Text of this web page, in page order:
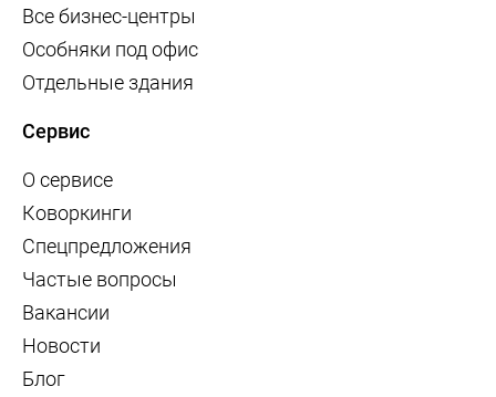
Все бизнес-центры
Особняки под офис
Отдельные здания
Сервис
О сервисе
Коворкинги
Спецпредложения
Частые вопросы
Вакансии
Новости
Блог